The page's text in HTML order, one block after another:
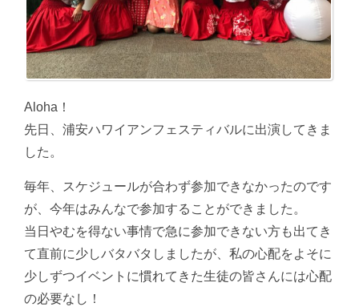
Aloha！
先日、浦安ハワイアンフェスティバルに出演してきま
した。
毎年、スケジュールが合わず参加できなかったのです
が、今年はみんなで参加することができました。
当日やむを得ない事情で急に参加できない方も出てき
て直前に少しバタバタしましたが、私の心配をよそに
少しずつイベントに慣れてきた生徒の皆さんには心配
の必要なし！